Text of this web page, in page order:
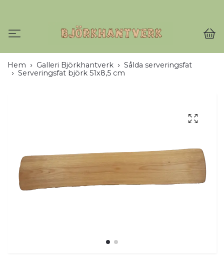
Hem Galleri Björkhantverk
Sålda serveringsfat
Serveringsfat björk 51x8,5 cm